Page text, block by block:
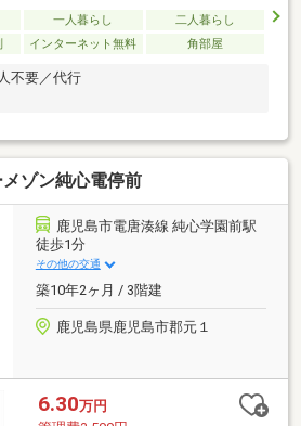
一人暮らし
二人暮らし
インターネット無料 角部屋
不要／代行
ゾン純心電停前
鹿児島市電唐湊線 純心学園前駅
徒歩1分
その他の交通
築10年2ヶ月 / 3階建
鹿児島県鹿児島市郡元１
6.30万円